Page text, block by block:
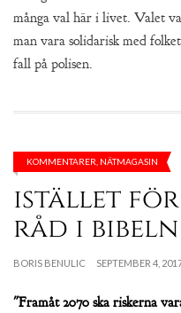
många val här i livet. Valet
man vara solidarisk med
fall på polisen.
KOMMENTARER NÄTMAGASIN
istället för
råd i bibeln
BORIS BENULIC SEPTEMBER 4,
"Framåt 2070 ska riskerna